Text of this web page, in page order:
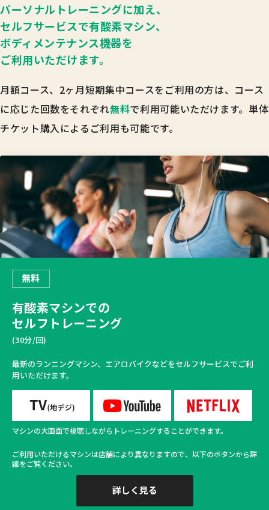
パーソナルトレーニングに加え、
セルフサービスで有酸素マシン、
ボディメンテナンス機器を
ご利用いただけます。
月額コース、2ヶ月短期集中コースをご利用の方は、 コース
に応じた回数をそれぞれ無料で利用可能いただけます。 単体
チケット購入によるご利用も可能です。
無料
有酸素マシンでの
セルフトレーニング
(30分/回)
最新のランニングマシン、エアロバイクなどをセルフサービスでご利
用いただけます。
マシンの大画面で視聴しながらトレーニングすることができます。
ご利用いただけるマシンは店舗により異なりますので、以下のボタンから詳
細をご覧ください。
詳しく見る